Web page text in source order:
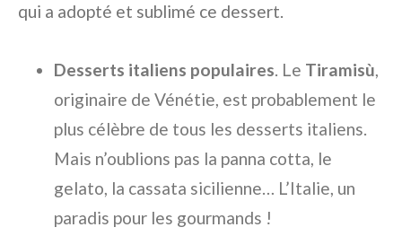
qui a adopté et sublimé ce dessert.
Desserts italiens populaires. Le Tiramisù,
originaire de Vénétie, est probablement le
plus célèbre de tous les desserts italiens.
Mais n’oublions pas la panna cotta, le
gelato, la cassata sicilienne… L’Italie, un
paradis pour les gourmands !